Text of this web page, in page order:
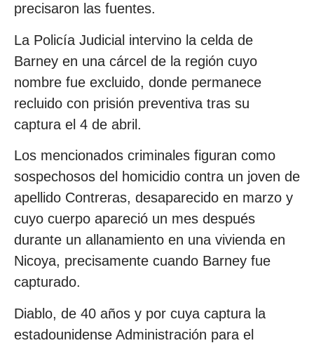
precisaron las fuentes.
La Policía Judicial intervino la celda de
Barney en una cárcel de la región cuyo
nombre fue excluido, donde permanece
recluido con prisión preventiva tras su
captura el 4 de abril.
Los mencionados criminales figuran como
sospechosos del homicidio contra un joven de
apellido Contreras, desaparecido en marzo y
cuyo cuerpo apareció un mes después
durante un allanamiento en una vivienda en
Nicoya, precisamente cuando Barney fue
capturado.
Diablo, de 40 años y por cuya captura la
estadounidense Administración para el